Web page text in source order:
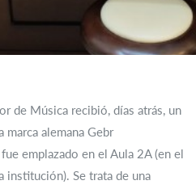
de Música recibió, días atrás, un
marca alemana Gebr
emplazado en el Aula 2A (en el
institución). Se trata de una